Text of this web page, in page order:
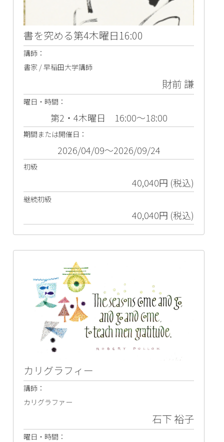
書を究める第4木曜日16:00
講師：
書家 / 早稲田大学講師
財前 謙
曜日・時間：
第2・4木曜日 16:00～18:00
期間または開催日：
2026/04/09～2026/09/24
初級
40,040円 (税込)
継続初級
40,040円 (税込)
カリグラフィー
講師：
カリグラファー
石下 裕子
曜日・時間：